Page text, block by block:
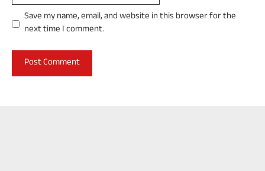
Save my name, email, and website in this browser for the
next time I comment.